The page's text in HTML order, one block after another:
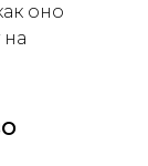
оно
на